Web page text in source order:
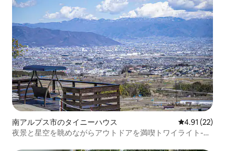
南アルプス市のタイニーハウス レビュー22
4.91 (22)
夜景と星空を眺めながらアウトドアを満喫トワイライト-